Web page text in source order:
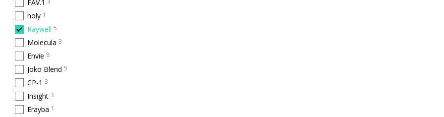
FAV.1
holy 1
Raywell 5
Molecula 3
Envie 8
Joko Blend 5
CP-1 3
Insight 3
Erayba 1